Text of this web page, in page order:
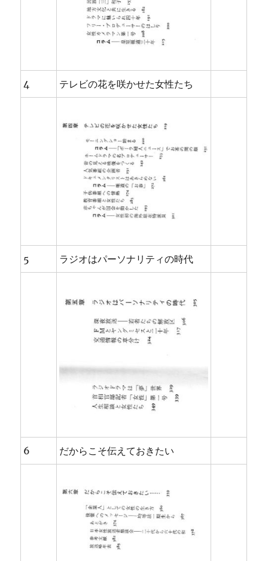
4 テレビの花を咲かせた女性たち
5 ラジオはパーソナリティの時代
6 だからこそ伝えておきたい